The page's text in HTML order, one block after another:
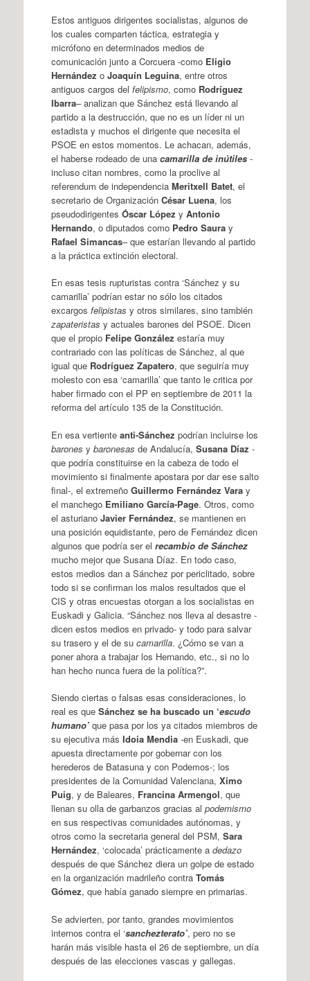
Estos antiguos dirigentes socialistas, algunos de
los cuales comparten táctica, estrategia y
micrófono en determinados medios de
comunicación junto a Corcuera -como Eligio
Hernández o Joaquín Leguina, entre otros
antiguos cargos del felipismo, como Rodríguez
Ibarra– analizan que Sánchez está llevando al
partido a la destrucción, que no es un líder ni un
estadista y muchos el dirigente que necesita el
PSOE en estos momentos. Le achacan, además,
el haberse rodeado de una camarilla de inútiles-
incluso citan nombres, como la proclive al
referendum de independencia Meritxell Batet, el
secretario de Organización César Luena, los
pseudodirigentes Óscar López y Antonio
Hernando, o diputados como Pedro Sauray
Rafael Simancas– que estarían llevando al partido
a la práctica extinción electoral.
En esas tesis rupturistas contra ‘Sánchez y su
camarilla’ podrían estar no sólo los citados
excargos felipistas y otros similares, sino también
zapateristas y actuales barones del PSOE. Dicen
que el propio Felipe González estaría muy
contrariado con las políticas de Sánchez, al que
igual que Rodríguez Zapatero, que seguiría muy
molesto con esa ‘camarilla’ que tanto le critica por
haber firmado con el PP en septiembre de 2011 la
reforma del artículo 135 de la Constitución.
En esa vertiente anti-Sánchez podrían incluirse los
barones y baronesas de Andalucía, Susana Díaz -
que podría constituirse en la cabeza de todo el
movimiento si finalmente apostara por dar ese salto
final-, el extremeño Guillermo Fernández Varay
el manchego Emiliano García-Page. Otros, como
el asturiano Javier Fernández, se mantienen en
una posición equidistante, pero de Fernández dicen
algunos que podría ser el recambio de Sánchez
mucho mejor que Susana Díaz. En todo caso,
estos medios dan a Sánchez por periclitado, sobre
todo si se confirman los malos resultados que el
CIS y otras encuestas otorgan a los socialistas en
Euskadi y Galicia. “Sánchez nos lleva al desastre -
dicen estos medios en privado- y todo para salvar
su trasero y el de su camarilla. ¿Cómo se van a
poner ahora a trabajar los Hernando, etc., si no lo
han hecho nunca fuera de la política?”.
Siendo ciertas o falsas esas consideraciones, lo
real es que Sánchez se ha buscado un ‘escudo
humano’que pasa por los ya citados miembros de
su ejecutiva más Idoia Mendia-en Euskadi, que
apuesta directamente por gobernar con los
herederos de Batasuna y con Podemos-; los
presidentes de la Comunidad Valenciana, Ximo
Puig, y de Baleares, Francina Armengol, que
llenan su olla de garbanzos gracias al podemismo
en sus respectivas comunidades autónomas, y
otros como la secretaria general del PSM, Sara
Hernández, ‘colocada’ prácticamente a dedazo
después de que Sánchez diera un golpe de estado
en la organización madrileño contra Tomás
Gómez, que había ganado siempre en primarias.
Se advierten, por tanto, grandes movimientos
internos contra el ‘sanchezterato’, pero no se
harán más visible hasta el 26 de septiembre, un día
después de las elecciones vascas y gallegas.